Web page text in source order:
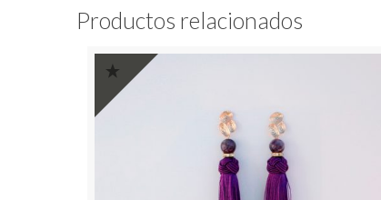
Productos relacionados